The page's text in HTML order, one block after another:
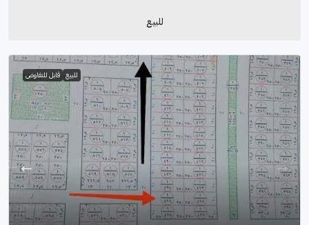
للبيع
للبيع قابل للتفاوض